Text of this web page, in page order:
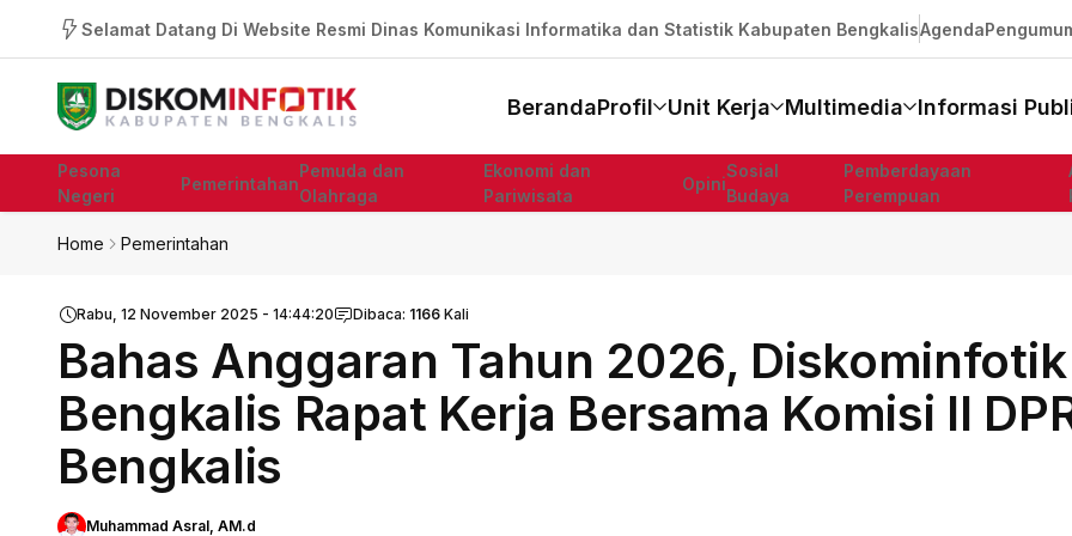
Selamat Datang Di Website Resmi Dinas Komunikasi Informatika dan Statistik Kabupaten BengkalisAgenda
BerandaProfil Unit Kerja Multimedia Informasi
Pesona
Negeri
Pemerintahan
Pemuda dan
Olahraga
Ekonomi dan
Pariwisata
Opini
Sosial
Budaya
Pemberdayaan
Perempuan
Home Pemerintahan
Rabu, 12 November 2025 - 14:44:20 Dibaca: 1166 Kali
Bahas Anggaran Tahun 2026, Diskominfotik
Bengkalis Rapat Kerja Bersama Komisi II
Bengkalis
Muhammad Asral, AM.d